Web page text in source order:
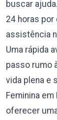
buscar
24 horas por
assistência
Uma rápida
passo rumo
vida plena e
Feminina
oferecer